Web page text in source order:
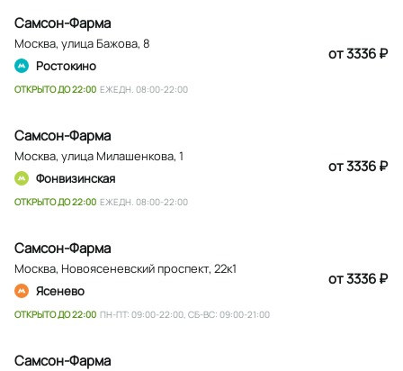
Самсон-Фарма
Москва, улица Бажова, 8
Ростокино
ОТКРЫТО ДО 22:00 ЕЖЕДН. 08:00-22:00
от 3336 ₽
Самсон-Фарма
Москва, улица Милашенкова, 1
Фонвизинская
ОТКРЫТО ДО 22:00 ЕЖЕДН. 08:00-22:00
от 3336 ₽
Самсон-Фарма
Москва, Новоясеневский проспект, 22к1
Ясенево
ОТКРЫТО ДО 22:00 ПН-ПТ: 09:00-22:00, СБ-ВС: 09:00-21:00
от 3336 ₽
Самсон-Фарма